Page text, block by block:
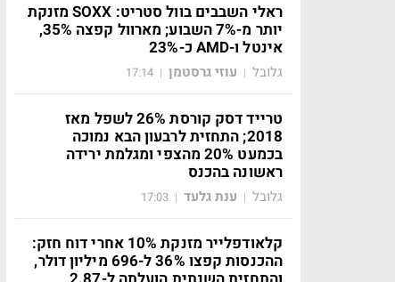
ראלי השבבים בוול סטריט: SOXX מזנקת
יותר מ-7% השבוע; מארוול קפצה 35%,
אינטל ו-AMD כ-23%
גלובל | עוזי גרסטמן |
17:14
טרייד דסק קורסת 26% לשפל מאז
2018; התחזית לרבעון הבא נמוכה
בכמעט 20% מהצפי ומגלמת ירידה
ראשונה בהכנס
גלובל | ענת גלעד |
17:03
קלאודפלייר מזנקת 10% אחרי דוח חזק:
ההכנסות קפצו 36% ל-696 מיליון דולר,